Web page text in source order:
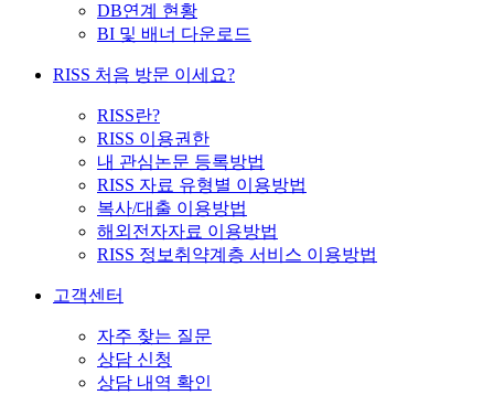
DB연계 현황
BI 및 배너 다운로드
RISS 처음 방문 이세요?
RISS란?
RISS 이용권한
내 관심논문 등록방법
RISS 자료 유형별 이용방법
복사/대출 이용방법
해외전자자료 이용방법
RISS 정보취약계층 서비스 이용방법
고객센터
자주 찾는 질문
상담 신청
상담 내역 확인